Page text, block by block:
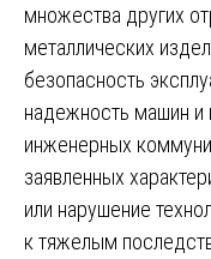
множества других
металлических
безопасность
надежность машин и
инженерных
заявленных
или нарушение
к тяжелым